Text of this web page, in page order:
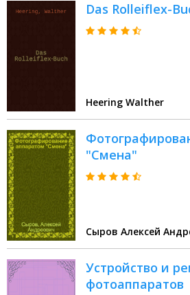
Das Rolleiflex-
Heering Walther
"Смена"
Сыров Алексей
Устройство и
фотоаппаратов